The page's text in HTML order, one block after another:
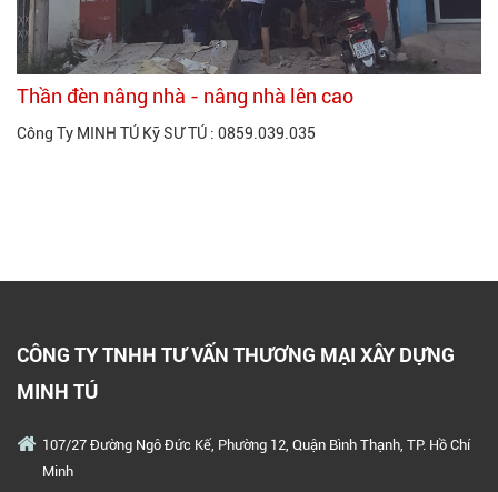
Thần đèn nâng nhà - nâng nhà lên cao
Công Ty MINH TÚ Kỹ SƯ TÚ : 0859.039.035
CÔNG TY TNHH TƯ VẤN THƯƠNG MẠI XÂY DỰNG
MINH TÚ
107/27 Đường Ngô Đức Kế, Phường 12, Quận Bình Thạnh, TP. Hồ Chí
Minh